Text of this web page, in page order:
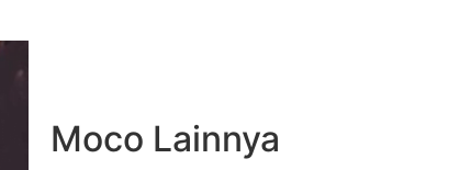
Moco Lainnya